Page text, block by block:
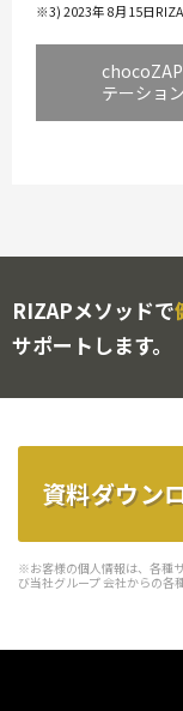
※3) 2023年 8月15日
テーショ
RIZAPメソッドで
サポートします。
資料ダウン
※お客様の個人情報は、各種
び当社グループ 会社からの各